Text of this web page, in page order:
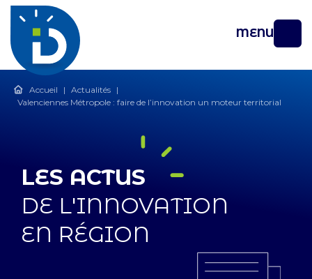
MENU
Accueil | Actualités |
Valenciennes Métropole : faire de l’innovation un moteur territorial
LES ACTUS
DE L'INNOVATION
EN RÉGION